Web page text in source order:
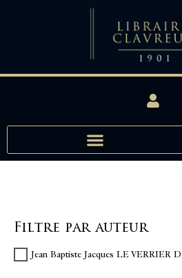
Filtre par auteur
Jean Baptiste Jacques LE VERRIER